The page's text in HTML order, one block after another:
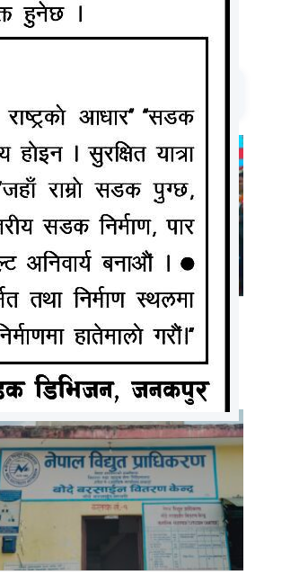
श्री ५ महेन्द्र चुन्नि माध्यमिक विद्यालयको
७३औं वाषिर्कोत्सव तथा शालिक
अनावरण कार्यक्रम सम्पन्न